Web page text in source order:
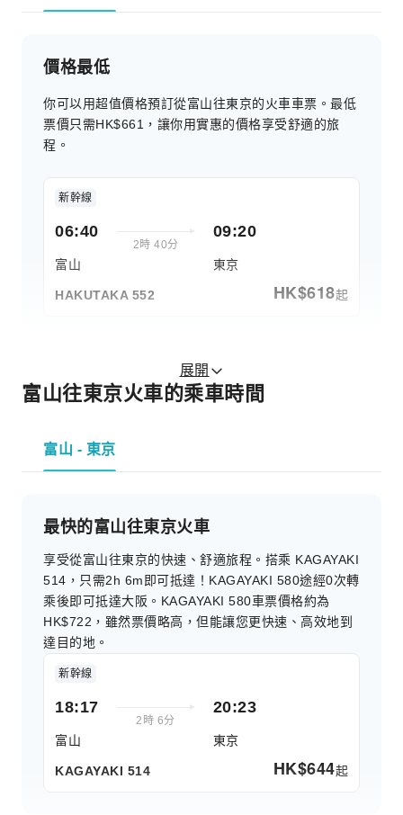
價格最低
你可以用超值價格預訂從富山往東京的火車車票。最低
票價只需HK$661，讓你用實惠的價格享受舒適的旅
程。
新幹線
06:40
2時 40分
富山
09:20
東京
HAKUTAKA 552 HK$618起
展開
富山往東京火車的乘車時間
富山 - 東京
最快的富山往東京火車
享受從富山往東京的快速、舒適旅程。搭乘 KAGAYAKI
514，只需2h 6m即可抵達！KAGAYAKI 580途經0次轉
乘後即可抵達大阪。KAGAYAKI 580車票價格約為
HK$722，雖然票價略高，但能讓您更快速、高效地到
達目的地。
新幹線
18:17
2時 6分
富山
20:23
東京
KAGAYAKI 514 HK$644起